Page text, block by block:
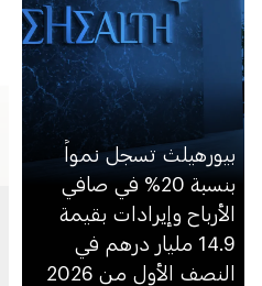
بيورهيلث تسجل نمواً
بنسبة 20% في صافي
الأرباح وإيرادات بقيمة
14.9 مليار درهم في
النصف الأول من 2026